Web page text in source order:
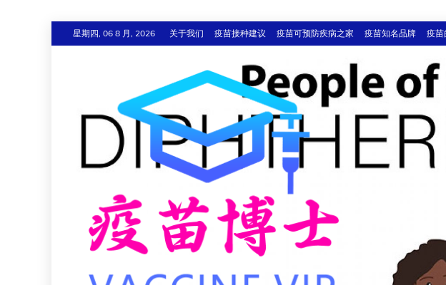
至
星期四, 06 8 月, 2026 关于我们 疫苗接种建议 疫苗可预防疾病之家 疫苗知名品牌 疫苗